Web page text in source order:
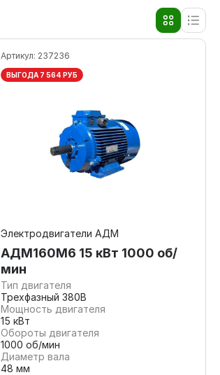
Артикул: 237236
ВЫГОДА 7 564 РУБ
Электродвигатели АДМ
АДМ160М6 15 кВт 1000 об/
мин
Тип двигателя
Трехфазный 380В
Мощность двигателя
15 кВт
Обороты двигателя
1000 об/мин
Диаметр вала
48 мм